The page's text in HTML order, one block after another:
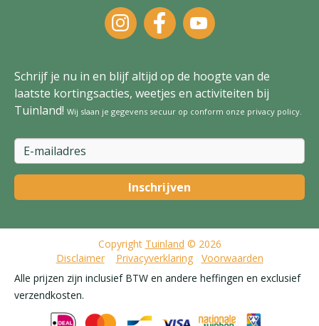
Schrijf je nu in en blijf altijd op de hoogte van de
laatste kortingsacties, weetjes en activiteiten bij
Tuinland! Wij slaan je gegevens secuur op conform onze privacy policy
Copyright Tuinland © 2026
Disclaimer
Privacyverklaring
Voorwaarden
Alle prijzen zijn inclusief BTW en andere heffingen en exclusief
verzendkosten.